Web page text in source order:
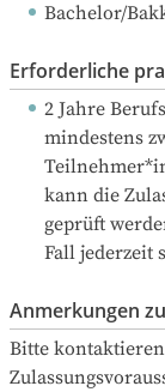
Bachelor/
Erforderliche
2 Jahre
mindestens
kann die
geprüft
Fall jederzeit
Anmerkungen
Bitte kontaktieren